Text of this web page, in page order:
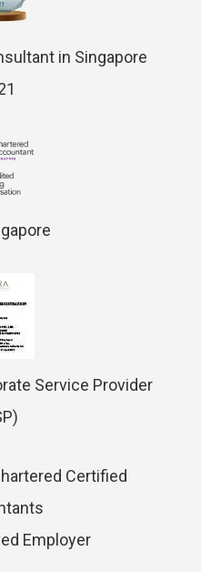
in Singapore
Service Provider
Employer